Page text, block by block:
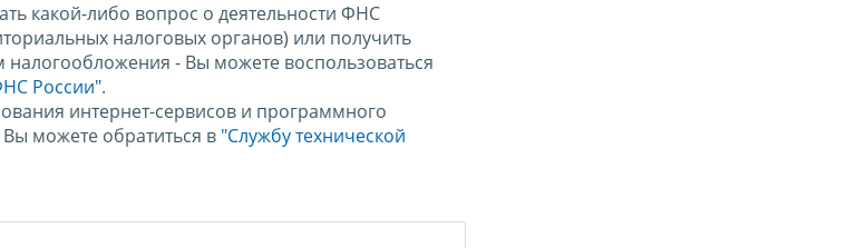
какой-либо вопрос о деятельности ФНС
налоговых органов) или получить
- Вы можете воспользоваться
России".
интернет-сервисов и программного
можете обратиться в "Службу технической